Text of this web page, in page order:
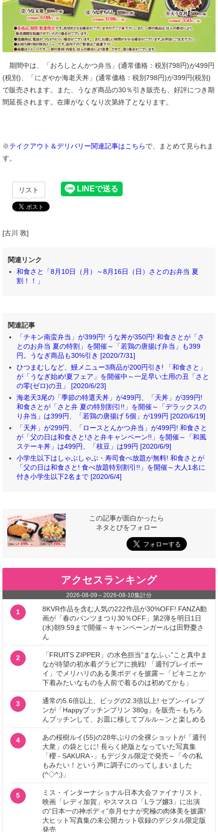
期間中は、「おろしとんかつ弁当」(通常価格：税別798円)が499円
(税別)、「にぎやか海老天丼」(通常価格：税別798円)が399円(税別)
で販売されます。また、うなぎ商品の30％引き販売も、好評につき期
間延長されます。在庫がなくなり次第終了となります。
※テイクアウト＆デリバリー関連記事はこちらで、まとめて見られま
す。
リスト
[古川 敦]
関連リンク
和食さと「8月10日（月）～8月16日（日）さとのお弁当 夏
割！！」
関連記事
「チキン南蛮弁当」が399円! うな丼が350円! 和食さとが「さ
とのお弁当 夏の特割」を開催～「若鶏の唐揚げ弁当」も399
円。うなぎ商品も30%引き [2020/7/31]
ひつまむしなど、鰻メニュー3商品が200円引き! 「和食さと」
が「うなぎ始め!夏フェア」を開催中～一足早い土用の丑「さと
の零(ゼロ)の丑」 [2020/6/23]
海老天3尾の「季節の特選天丼」が499円、「天丼」が399円!
和食さとが「さと弁 夏の特別割引!!」を開催～「デラックスの
り弁当」は399円、「若鶏の唐揚げ 5個」が199円 [2020/6/19]
「天丼」が299円、「ロースとんかつ弁当」が499円! 和食さと
が「父の日は和食さと!さと弁キャンペーン!!」を開催～「和風
ステーキ丼」は499円、「枝豆」は99円 [2020/6/9]
小学生以下はしゃぶしゃぶ・寿司食べ放題が無料! 和食さとが
「父の日は和食さと! 食べ放題特別割引!!」を開催～大人1名に
付き小学生以下2名まで [2020/6/4]
この記事が面白かったら
ネタとぴをフォロー
アクセスランキング
2026-08-09 ～2026-08-10集計分
1
8KVR作品を含む人気の222作品が30%OFF! FANZA動
画が「春のパンツまつり30％OFF」第2弾を明日1日
(水)朝9:59まで開催～キャンペーンガールは田野憂さ
ん
2
「FRUITS ZIPPER」の水色担当“まなふぃ”こと真中ま
なが待望の初水着グラビアに挑戦! 「週刊プレイボー
イ」でメリハリのある美ボディを披露～「ビキニとか
下着みたいなものを人前で着るのは初めてかも」
3
通常の5.6倍以上、ビッグの2.3倍以上! セブン‐イレブ
ンが「Happyプッチンプリン 380g」を販売～もちろ
んプッチンして、お皿に移してプルル～ンと楽しめる
4
あの桜樹ルイ(55)の28年ぶりの全裸ショットが「週刊
大衆」の袋とじに! 長らく絶版となっていた写真集
「櫻 - SAKURA -」もデジタル限定で発売～「今の私
もみたい！という声に調子にのってしまいました
(^◇^;)」
5
ミス・インターナショナル日本大会ファイナリスト、
映画「レディ加賀」やスマスロ「Lラブ嬢3」に出演
の“日本一の神ボディ”奈月セナが究極の肉体美を披露!
大ヒット写真集の未公開カット収録のデジタル限定版
発売